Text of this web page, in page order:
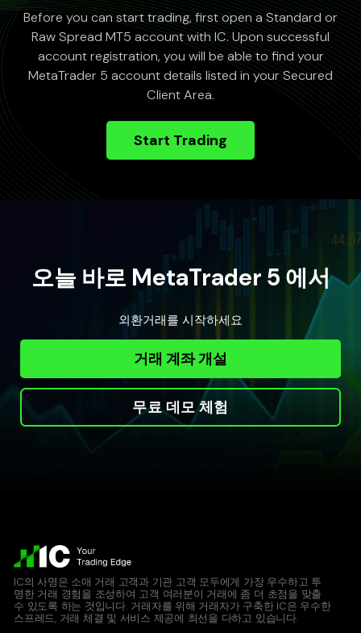
Before you can start trading, first open a Standard or
Raw Spread MT5 account with IC. Upon successful
account registration, you will be able to find your
MetaTrader 5 account details listed in your Secured
Client Area.
Start Trading
오늘 바로 MetaTrader 5 에서
외환거래를 시작하세요
거래 계좌 개설
무료 데모 체험
IC의 사명은 소매 거래 고객과 기관 고객 모두에게 가장 우수하고 투
명한 거래 경험을 조성하여 고객 여러분이 거래에 좀 더 초점을 맞출
수 있도록 하는 것입니다. 거래자를 위해 거래자가 구축한 IC은 우수한
스프레드, 거래 체결 및 서비스 제공에 최선을 다하고 있습니다.